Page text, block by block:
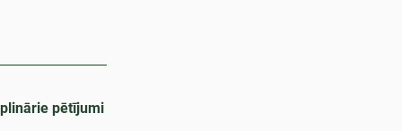
pētījumi